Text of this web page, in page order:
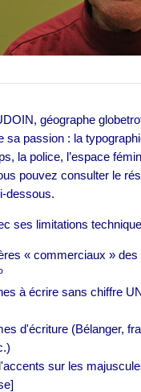
géographe
sa passion : la
la police, l’espace
pouvez consulter le
dessous.
ses limitations
« commerciaux »
à écrire sans chiffre
d'écriture (Bélanger,
sur les